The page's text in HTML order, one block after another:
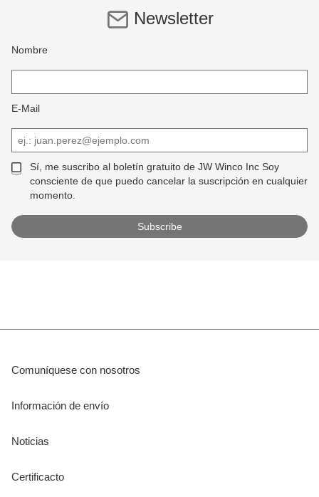
Newsletter
Nombre
E-Mail
Sí, me suscribo al boletín gratuito de JW Winco Inc Soy
consciente de que puedo cancelar la suscripción en cualquier
momento.
Comuníquese con nosotros
Información de envío
Noticias
Certificacto